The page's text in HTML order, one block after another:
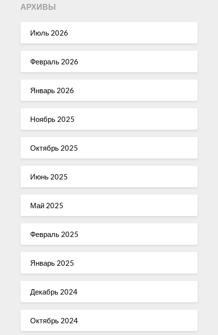
АРХИВЫ
Июль 2026
Февраль 2026
Январь 2026
Ноябрь 2025
Октябрь 2025
Июнь 2025
Май 2025
Февраль 2025
Январь 2025
Декабрь 2024
Октябрь 2024